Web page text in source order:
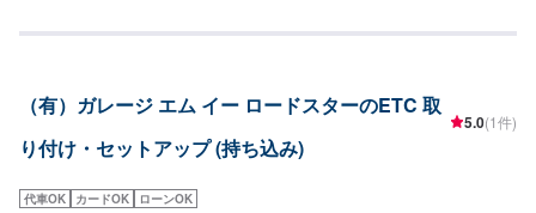
ております。保険適用の修理ももちろん承ります。お気軽にご相談くださ
間・定休日】⏰営業時間：9時30分〜18時🗓定休日：月曜・祝日
（有）ガレージ エム イー ロードスターのETC 取
り付け・セットアップ (持ち込み)
5.0(1件)
代車OK カードOK ローンOK